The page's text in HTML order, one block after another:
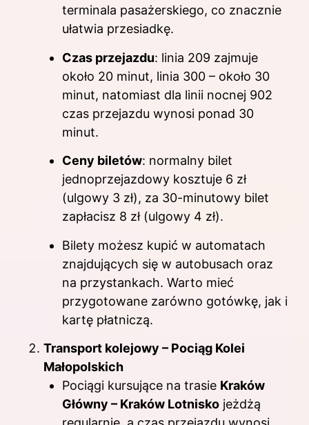
terminala pasażerskiego, co znacznie
ułatwia przesiadkę.
Czas przejazdu: linia 209 zajmuje
około 20 minut, linia 300 – około 30
minut, natomiast dla linii nocnej 902
czas przejazdu wynosi ponad 30
minut.
Ceny biletów: normalny bilet
jednoprzejazdowy kosztuje 6 zł
(ulgowy 3 zł), za 30-minutowy bilet
zapłacisz 8 zł (ulgowy 4 zł).
Bilety możesz kupić w automatach
znajdujących się w autobusach oraz
na przystankach. Warto mieć
przygotowane zarówno gotówkę, jak i
kartę płatniczą.
Transport kolejowy – Pociąg Kolei
Małopolskich
Pociągi kursujące na trasie Kraków
Główny – Kraków Lotnisko jeżdżą